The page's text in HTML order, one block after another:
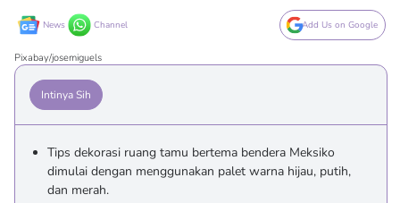
News Channel Add Us on Google
Pixabay/josemiguels
Intinya Sih
Tips dekorasi ruang tamu bertema bendera Meksiko
dimulai dengan menggunakan palet warna hijau, putih,
dan merah.